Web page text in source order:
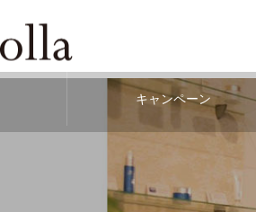
キャンペーン